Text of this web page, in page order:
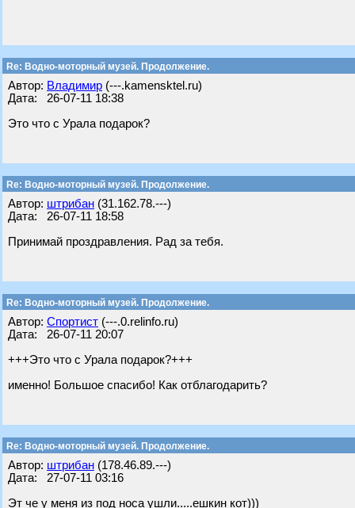
Re: Водно-моторный музей. Продолжение.
Автор: Владимир (---.kamensktel.ru)
Дата: 26-07-11 18:38
Это что с Урала подарок?
Re: Водно-моторный музей. Продолжение.
Автор: штрибан (31.162.78.---)
Дата: 26-07-11 18:58
Принимай проздравления. Рад за тебя.
Re: Водно-моторный музей. Продолжение.
Автор: Спортист (---.0.relinfo.ru)
Дата: 26-07-11 20:07
+++Это что с Урала подарок?+++
именно! Большое спасибо! Как отблагодарить?
Re: Водно-моторный музей. Продолжение.
Автор: штрибан (178.46.89.---)
Дата: 27-07-11 03:16
Эт че у меня из под носа ушли.....ешкин кот)))